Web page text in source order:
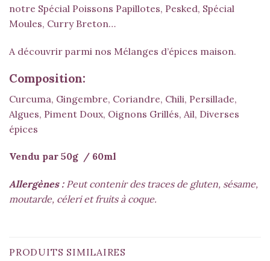
notre Spécial Poissons Papillotes, Pesked, Spécial
Moules, Curry Breton…
A découvrir parmi nos Mélanges d’épices maison.
Composition:
Curcuma, Gingembre, Coriandre, Chili, Persillade,
Algues, Piment Doux, Oignons Grillés, Ail, Diverses
épices
Vendu par 50g / 60ml
Allergènes :Peut contenir des traces de gluten, sésame,
moutarde, céleri et fruits à coque.
PRODUITS SIMILAIRES